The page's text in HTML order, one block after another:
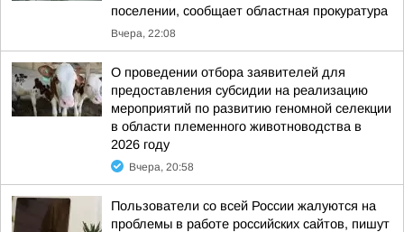
поселении, сообщает областная прокуратура
Вчера, 22:08
О проведении отбора заявителей для
предоставления субсидии на реализацию
мероприятий по развитию геномной селекции
в области племенного животноводства в
2026 году
Вчера, 20:58
Пользователи со всей России жалуются на
проблемы в работе российских сайтов, пишут